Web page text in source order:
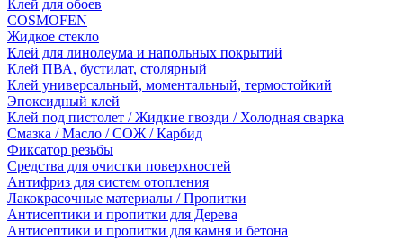
Клей для обоев
COSMOFEN
Жидкое стекло
Клей для линолеума и напольных покрытий
Клей ПВА, бустилат, столярный
Клей универсальный, моментальный, термостойкий
Эпоксидный клей
Клей под пистолет / Жидкие гвозди / Холодная сварка
Смазка / Масло / СОЖ / Карбид
Фиксатор резьбы
Средства для очистки поверхностей
Антифриз для систем отопления
Лакокрасочные материалы / Пропитки
Антисептики и пропитки для Дерева
Антисептики и пропитки для камня и бетона